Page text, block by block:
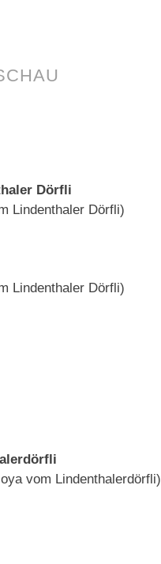
Dörfli
Lindenthaler Dörfli)
Lindenthaler Dörfli)
vom Lindenthalerdörfli)